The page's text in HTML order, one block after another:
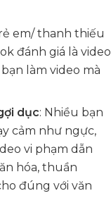
em/ thanh thiếu
đánh giá là video
làm video mà
dục: Nhiều bạn
cảm như ngực,
vi phạm dẫn
hóa, thuần
đúng với văn